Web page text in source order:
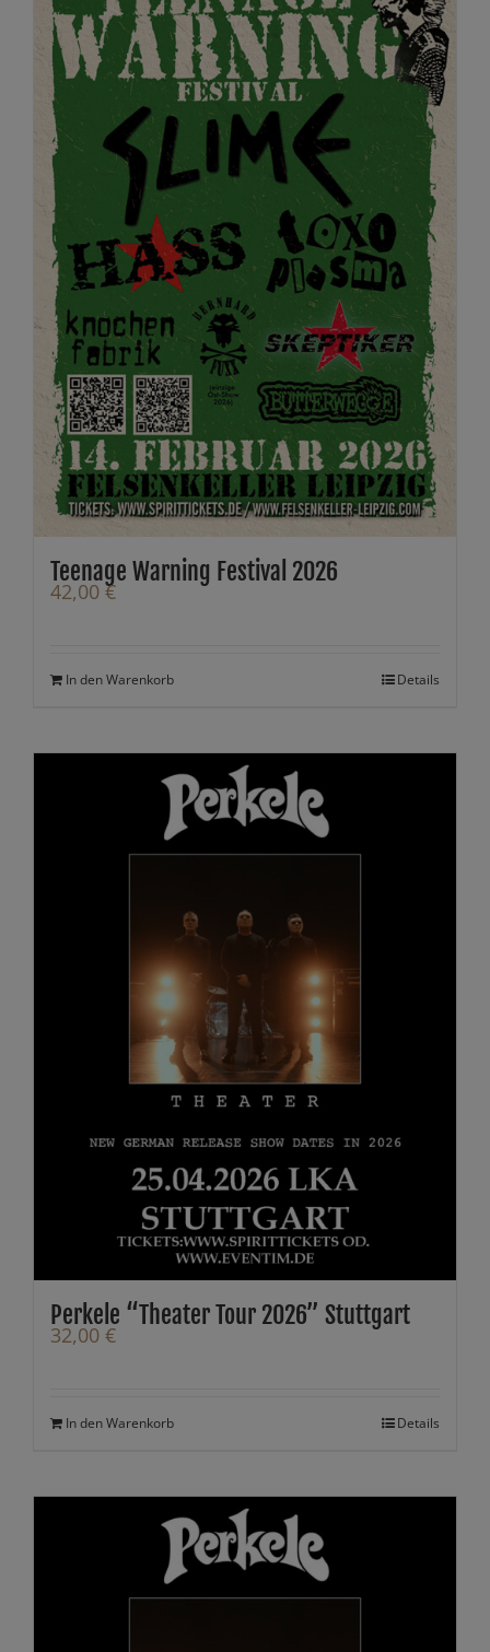
Teenage Warning Festival 2026
42,00 €
In den Warenkorb Details
Perkele “Theater Tour 2026” Stuttgart
32,00 €
In den Warenkorb Details